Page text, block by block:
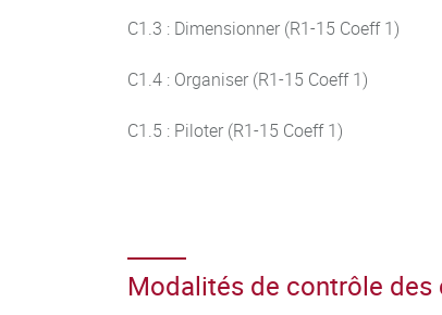
C1.3 : Dimensionner (R1-15 Coeff 1)
C1.4 : Organiser (R1-15 Coeff 1)
C1.5 : Piloter (R1-15 Coeff 1)
Modalités de contrôle des